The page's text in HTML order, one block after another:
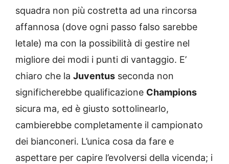
squadra non più costretta ad una rincorsa
affannosa (dove ogni passo falso sarebbe
letale) ma con la possibilità di gestire nel
migliore dei modi i punti di vantaggio. E’
chiaro che la Juventus seconda non
significherebbe qualificazione Champions
sicura ma, ed è giusto sottolinearlo,
cambierebbe completamente il campionato
dei bianconeri. L’unica cosa da fare e
aspettare per capire l’evolversi della vicenda; i